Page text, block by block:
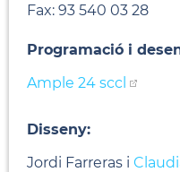
Fax: 93 540 03 28
Programació i
Ample 24 sccl
Disseny:
Jordi Farreras i